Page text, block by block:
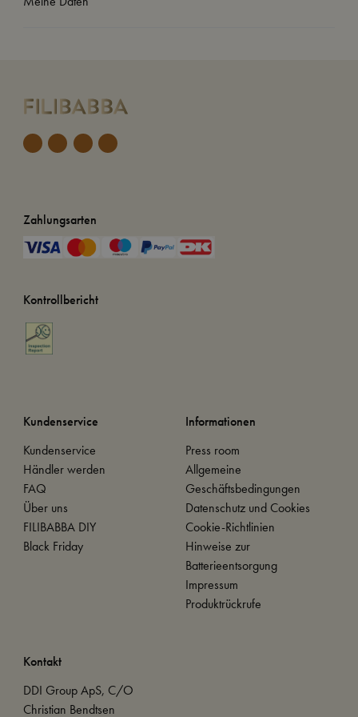
Zahlungsarten
Kontrollbericht
Kundenservice
Kundenservice
Händler werden
FAQ
Über uns
FILIBABBA DIY
Black Friday
Informationen
Press room
Allgemeine
Geschäftsbedingungen
Datenschutz und Cookies
Cookie-Richtlinien
Hinweise zur
Batterieentsorgung
Impressum
Produktrückrufe
Kontakt
DDI Group ApS, C/O
Christian Bendtsen